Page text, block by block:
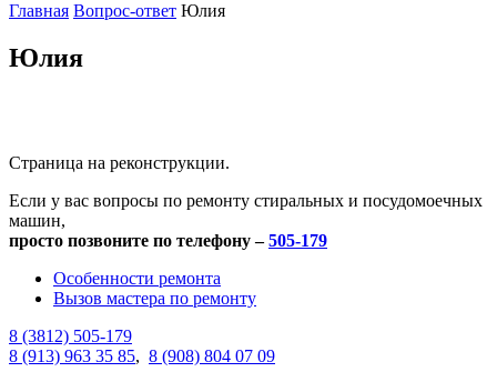
Главная Вопрос-ответ Юлия
Юлия
Страница на реконструкции.
Если у вас вопросы по ремонту стиральных и посудомоечных
машин,
просто позвоните по телефону –505-179
Особенности ремонта
Вызов мастера по ремонту
8 (3812) 505-179
8 (913) 963 35 85, 8 (908) 804 07 09